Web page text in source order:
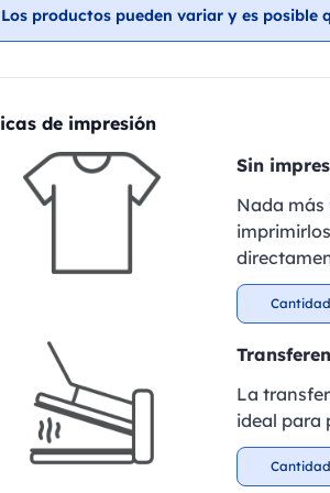
Los productos pueden variar y es posible
de impresión
Sin
Nada
La
ideal para